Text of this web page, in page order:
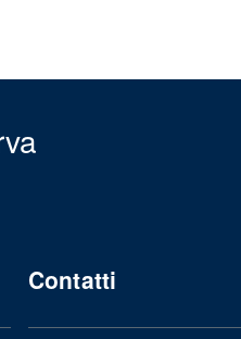
Contatti